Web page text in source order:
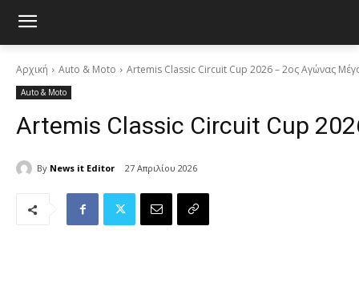
Αρχική Auto & Moto Artemis Classic Circuit Cup 2026 – 2ος Αγώνας
Auto & Moto
Artemis Classic Circuit Cup
By News it Editor 27 Απριλίου 2026